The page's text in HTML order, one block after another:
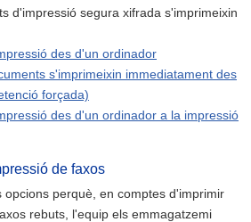
d'impressió segura xifrada s'imprimeixin
des d'un ordinador
s'imprimeixin immediatament des
forçada)
des d'un ordinador a la impressió
de faxos
opcions perquè, en comptes d'imprimir
rebuts, l'equip els emmagatzemi